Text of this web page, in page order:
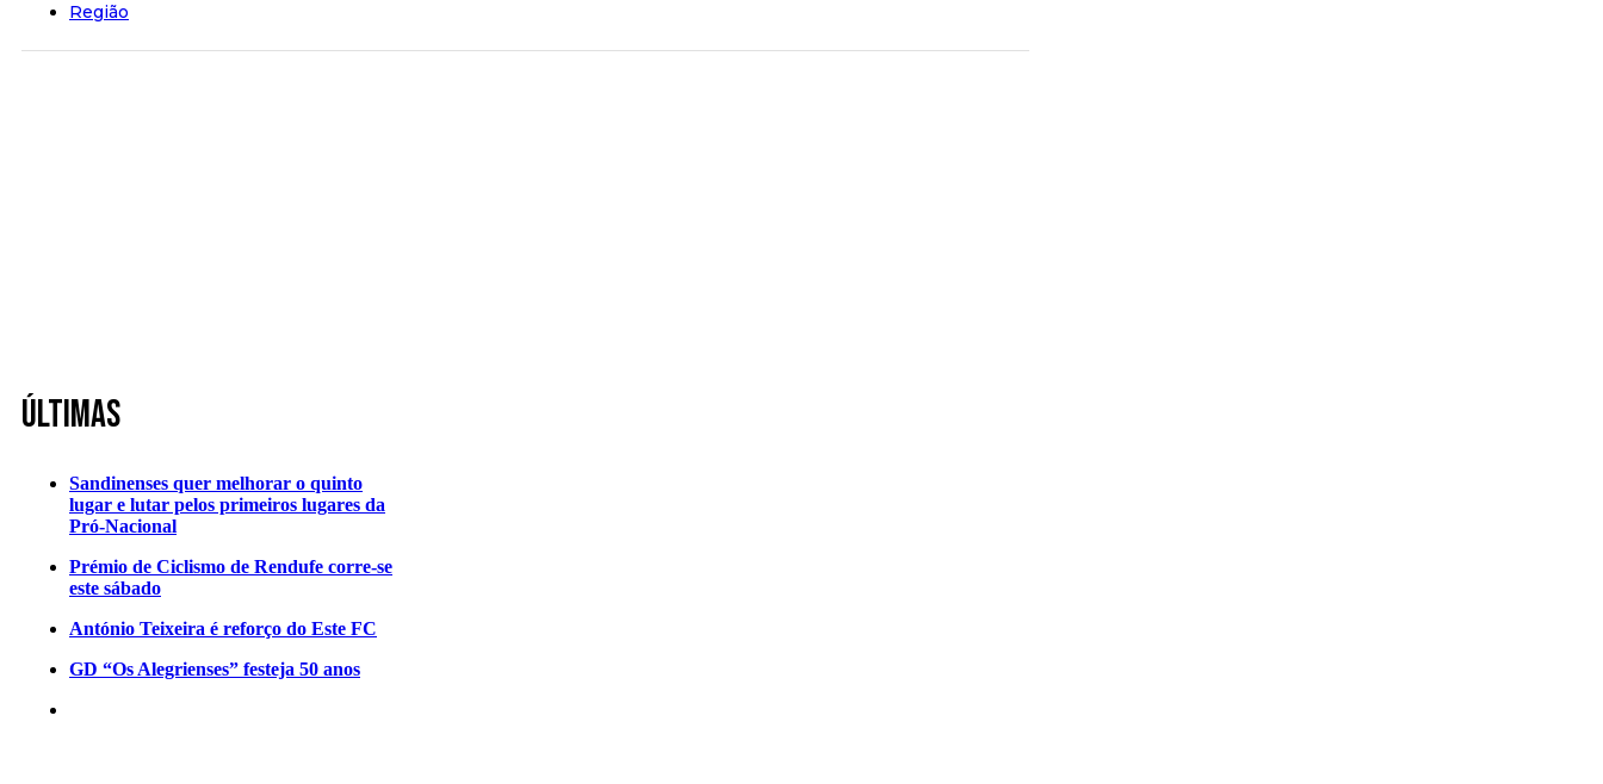
Região
Últimas
Sandinenses quer melhorar o quinto
lugar e lutar pelos primeiros lugares da
Pró-Nacional
Prémio de Ciclismo de Rendufe corre-se
este sábado
António Teixeira é reforço do Este FC
GD “Os Alegrienses” festeja 50 anos